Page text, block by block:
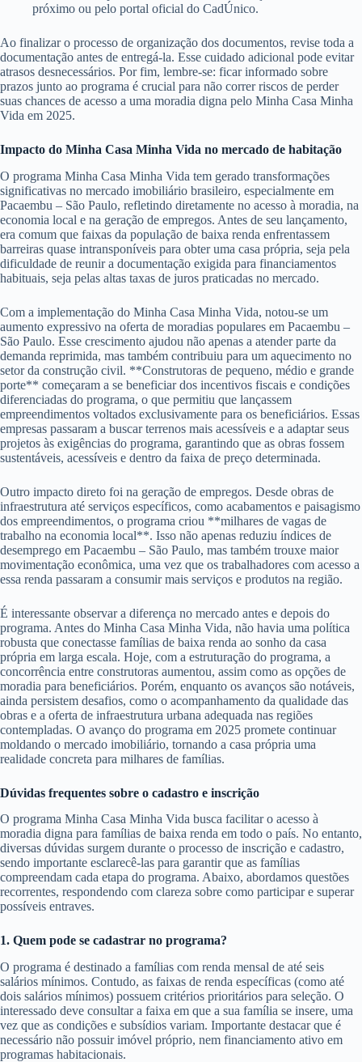
próximo ou pelo portal oficial do CadÚnico.
Ao finalizar o processo de organização dos documentos, revise toda a
documentação antes de entregá-la. Esse cuidado adicional pode evitar
atrasos desnecessários. Por fim, lembre-se: ficar informado sobre
prazos junto ao programa é crucial para não correr riscos de perder
suas chances de acesso a uma moradia digna pelo Minha Casa Minha
Vida em 2025.
Impacto do Minha Casa Minha Vida no mercado de habitação
O programa Minha Casa Minha Vida tem gerado transformações
significativas no mercado imobiliário brasileiro, especialmente em
Pacaembu – São Paulo, refletindo diretamente no acesso à moradia, na
economia local e na geração de empregos. Antes de seu lançamento,
era comum que faixas da população de baixa renda enfrentassem
barreiras quase intransponíveis para obter uma casa própria, seja pela
dificuldade de reunir a documentação exigida para financiamentos
habituais, seja pelas altas taxas de juros praticadas no mercado.
Com a implementação do Minha Casa Minha Vida, notou-se um
aumento expressivo na oferta de moradias populares em Pacaembu –
São Paulo. Esse crescimento ajudou não apenas a atender parte da
demanda reprimida, mas também contribuiu para um aquecimento no
setor da construção civil. **Construtoras de pequeno, médio e grande
porte** começaram a se beneficiar dos incentivos fiscais e condições
diferenciadas do programa, o que permitiu que lançassem
empreendimentos voltados exclusivamente para os beneficiários. Essas
empresas passaram a buscar terrenos mais acessíveis e a adaptar seus
projetos às exigências do programa, garantindo que as obras fossem
sustentáveis, acessíveis e dentro da faixa de preço determinada.
Outro impacto direto foi na geração de empregos. Desde obras de
infraestrutura até serviços específicos, como acabamentos e paisagismo
dos empreendimentos, o programa criou **milhares de vagas de
trabalho na economia local**. Isso não apenas reduziu índices de
desemprego em Pacaembu – São Paulo, mas também trouxe maior
movimentação econômica, uma vez que os trabalhadores com acesso a
essa renda passaram a consumir mais serviços e produtos na região.
É interessante observar a diferença no mercado antes e depois do
programa. Antes do Minha Casa Minha Vida, não havia uma política
robusta que conectasse famílias de baixa renda ao sonho da casa
própria em larga escala. Hoje, com a estruturação do programa, a
concorrência entre construtoras aumentou, assim como as opções de
moradia para beneficiários. Porém, enquanto os avanços são notáveis,
ainda persistem desafios, como o acompanhamento da qualidade das
obras e a oferta de infraestrutura urbana adequada nas regiões
contempladas. O avanço do programa em 2025 promete continuar
moldando o mercado imobiliário, tornando a casa própria uma
realidade concreta para milhares de famílias.
Dúvidas frequentes sobre o cadastro e inscrição
O programa Minha Casa Minha Vida busca facilitar o acesso à
moradia digna para famílias de baixa renda em todo o país. No entanto,
diversas dúvidas surgem durante o processo de inscrição e cadastro,
sendo importante esclarecê-las para garantir que as famílias
compreendam cada etapa do programa. Abaixo, abordamos questões
recorrentes, respondendo com clareza sobre como participar e superar
possíveis entraves.
1. Quem pode se cadastrar no programa?
O programa é destinado a famílias com renda mensal de até seis
salários mínimos. Contudo, as faixas de renda específicas (como até
dois salários mínimos) possuem critérios prioritários para seleção. O
interessado deve consultar a faixa em que a sua família se insere, uma
vez que as condições e subsídios variam. Importante destacar que é
necessário não possuir imóvel próprio, nem financiamento ativo em
programas habitacionais.